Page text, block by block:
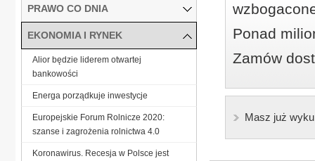
Ponad
Zamów
Masz już
PRAWO CO DNIA
EKONOMIA I RYNEK
Alior będzie liderem otwartej
bankowości
Energa porządkuje inwestycje
Europejskie Forum Rolnicze 2020:
szanse i zagrożenia rolnictwa 4.0
Koronawirus. Recesja w Polsce jest